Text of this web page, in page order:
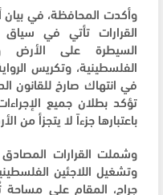
وأكدت المحافظة، في بيان
القرارات تأتي في
السيطرة على الأرض
الفلسطينية، وتكريس
في انتهاك صارخ للقانون
تؤكد بطلان جميع
باعتبارها جزءاً لا يتجزأ من
وشملت القرارات
وتشغيل اللاجئين